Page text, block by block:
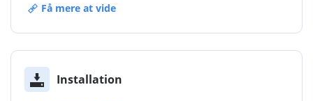
Få mere at vide
Installation